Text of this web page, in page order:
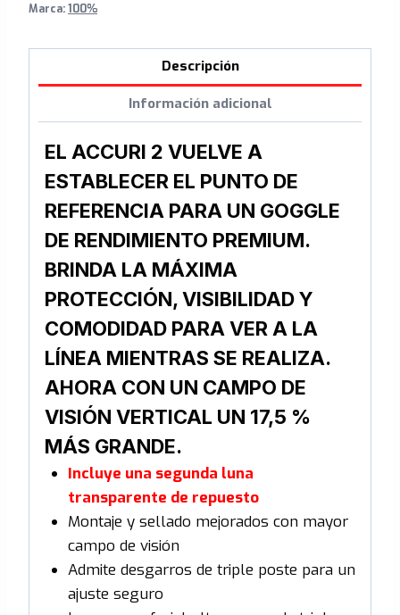
Marca:100%
Descripción
Información adicional
EL ACCURI 2 VUELVE A
ESTABLECER EL PUNTO DE
REFERENCIA PARA UN GOGGLE
DE RENDIMIENTO PREMIUM.
BRINDA LA MÁXIMA
PROTECCIÓN, VISIBILIDAD Y
COMODIDAD PARA VER A LA
LÍNEA MIENTRAS SE REALIZA.
AHORA CON UN CAMPO DE
VISIÓN VERTICAL UN 17,5 %
MÁS GRANDE.
Incluye una segunda luna
transparente de repuesto
Montaje y sellado mejorados con mayor
campo de visión
Admite desgarros de triple poste para un
ajuste seguro